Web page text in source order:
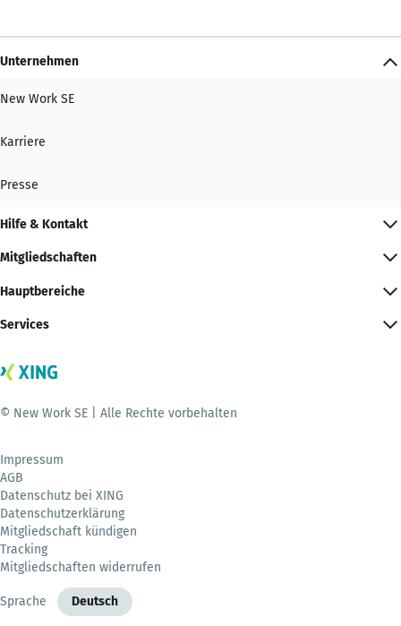
Unternehmen
New Work SE
Karriere
Presse
Hilfe & Kontakt
Mitgliedschaften
Hauptbereiche
Services
© New Work SE | Alle Rechte vorbehalten
Impressum
AGB
Datenschutz bei XING
Datenschutzerklärung
Mitgliedschaft kündigen
Tracking
Mitgliedschaften widerrufen
Sprache Deutsch